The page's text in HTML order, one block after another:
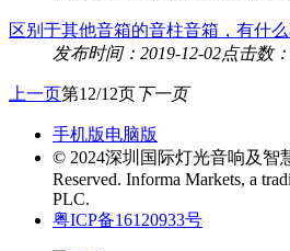
区别于其他音箱的音柱音箱，有什么
发布时间：2019-12-02点击数
上一页第12/12页下一页
手机版电脑版
© 2024深圳国际灯光音响及智
Reserved. Informa Markets, a
PLC.
粤ICP备16120933号